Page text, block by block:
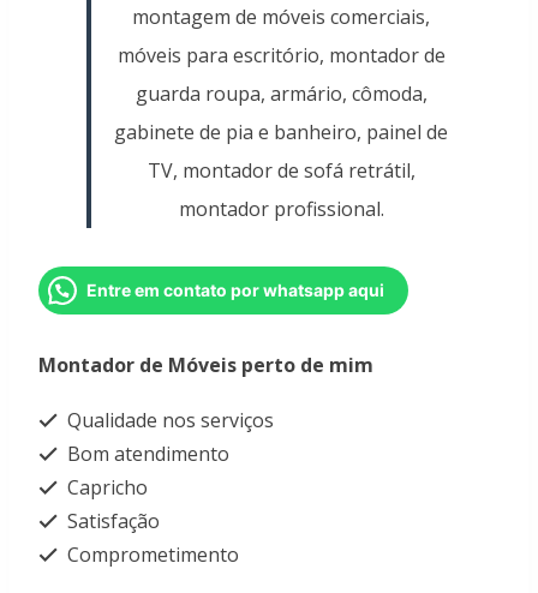
montagem de móveis comerciais,
móveis para escritório, montador de
guarda roupa, armário, cômoda,
gabinete de pia e banheiro, painel de
TV, montador de sofá retrátil,
montador profissional.
Entre em contato por whatsapp aqui
Montador de Móveis perto de mim
Qualidade nos serviços
Bom atendimento
Capricho
Satisfação
Comprometimento